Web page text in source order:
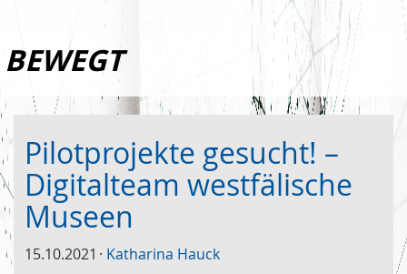
BEWEGT
Pilotprojekte gesucht! –
Digitalteam westfälische
Museen
15.10.2021
Katharina Hauck